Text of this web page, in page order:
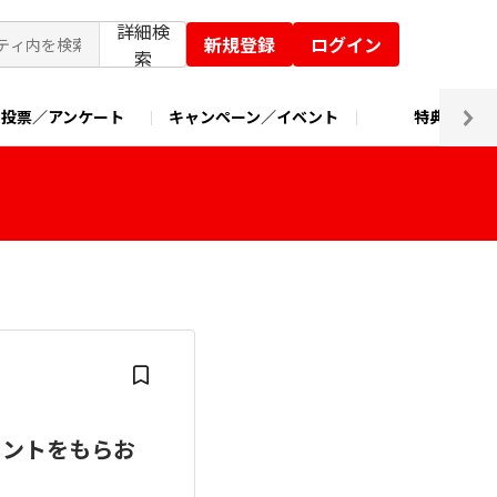
詳細検
索
新規登録 ログイン
投票／アンケート キャンペーン／イベント 特典交換
トをもらお